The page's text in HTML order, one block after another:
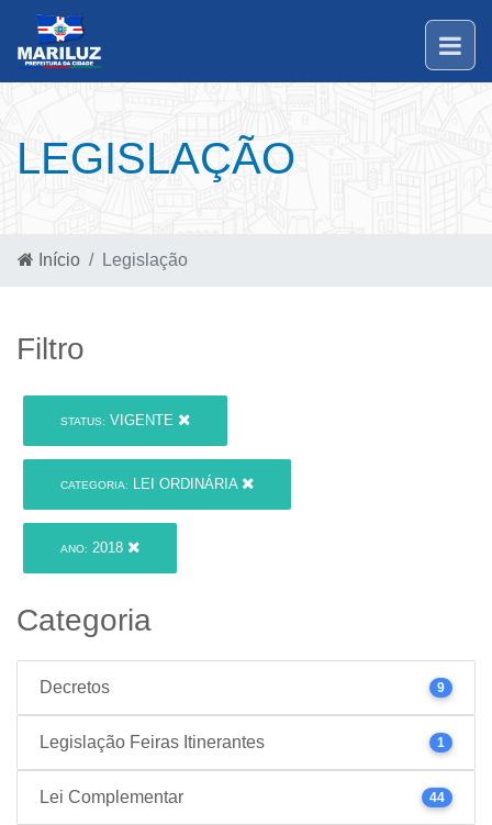
LEGISLAÇÃO
Início Legislação
Filtro
STATUS: VIGENTE
CATEGORIA: LEI ORDINÁRIA
ANO: 2018
Categoria
Decretos 9
Legislação Feiras Itinerantes 1
Lei Complementar 44